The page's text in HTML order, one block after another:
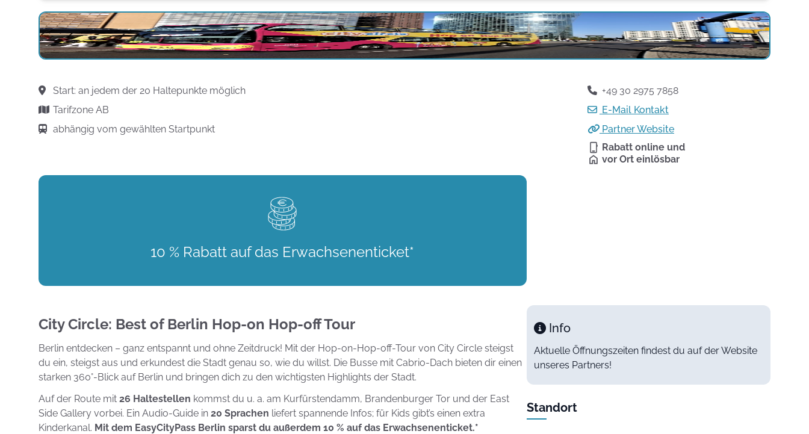
Start: an jedem der 20 Haltepunkte möglich
Tarifzone AB
abhängig vom gewählten Startpunkt
+49 30 2975 7858
E-Mail Kontakt
Partner Website
Rabatt online und
vor Ort einlösbar
10 % Rabatt auf das Erwachsenenticket*
City Circle: Best of Berlin Hop-on Hop-off Tour
Berlin entdecken – ganz entspannt und ohne Zeitdruck! Mit der Hop-on-Hop-off-Tour von City Circle steigst
du ein, steigst aus und erkundest die Stadt genau so, wie du willst. Die Busse mit Cabrio-Dach bieten dir einen
starken 360°-Blick auf Berlin und bringen dich zu den wichtigsten Highlights der Stadt.
Auf der Route mit 26 Haltestellen kommst du u. a. am Kurfürstendamm, Brandenburger Tor und der East
Side Gallery vorbei. Ein Audio-Guide in 20 Sprachen liefert spannende Infos; für Kids gibt’s einen extra
Kinderkanal. Mit dem EasyCityPass Berlin sparst du außerdem 10 % auf das Erwachsenenticket.*
Info
Aktuelle Öffnungszeiten findest du auf der Website
unseres Partners!
Standort